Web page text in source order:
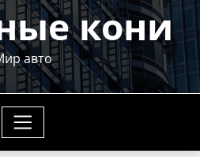
кони
авто